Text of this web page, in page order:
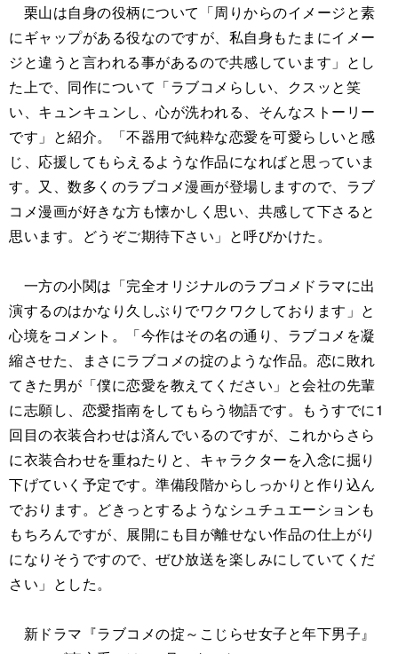
栗山は自身の役柄について「周りからのイメージと素
にギャップがある役なのですが、私自身もたまにイメー
ジと違うと言われる事があるので共感しています」とし
た上で、同作について「ラブコメらしい、クスッと笑
い、キュンキュンし、心が洗われる、そんなストーリー
です」と紹介。「不器用で純粋な恋愛を可愛らしいと感
じ、応援してもらえるような作品になればと思っていま
す。又、数多くのラブコメ漫画が登場しますので、ラブ
コメ漫画が好きな方も懐かしく思い、共感して下さると
思います。どうぞご期待下さい」と呼びかけた。
一方の小関は「完全オリジナルのラブコメドラマに出
演するのはかなり久しぶりでワクワクしております」と
心境をコメント。「今作はその名の通り、ラブコメを凝
縮させた、まさにラブコメの掟のような作品。恋に敗れ
てきた男が「僕に恋愛を教えてください」と会社の先輩
に志願し、恋愛指南をしてもらう物語です。もうすでに1
回目の衣装合わせは済んでいるのですが、これからさら
に衣装合わせを重ねたりと、キャラクターを入念に掘り
下げていく予定です。準備段階からしっかりと作り込ん
でおります。どきっとするようなシュチュエーションも
もちろんですが、展開にも目が離せない作品の仕上がり
になりそうですので、ぜひ放送を楽しみにしていてくだ
さい」とした。
新ドラマ『ラブコメの掟～こじらせ女子と年下男子』